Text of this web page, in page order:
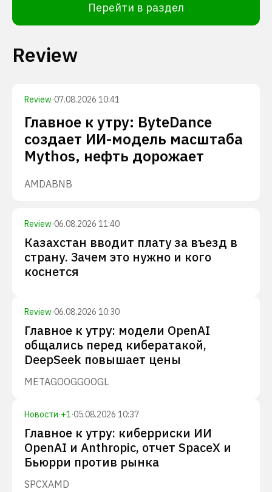
Перейти в раздел
Review
Review·07.08.2026 10:41
Главное к утру: ByteDance
создает ИИ-модель масштаба
Mythos, нефть дорожает
AMDABNB
Review·06.08.2026 11:40
Казахстан вводит плату за въезд в
страну. Зачем это нужно и кого
коснется
Review·06.08.2026 10:30
Главное к утру: модели OpenAI
общались перед кибератакой,
DeepSeek повышает цены
METAGOOGGOOGL
Новости·+1·05.08.2026 10:37
Главное к утру: киберриски ИИ
OpenAI и Anthropic, отчет SpaceX и
Бьюрри против рынка
SPCXAMD